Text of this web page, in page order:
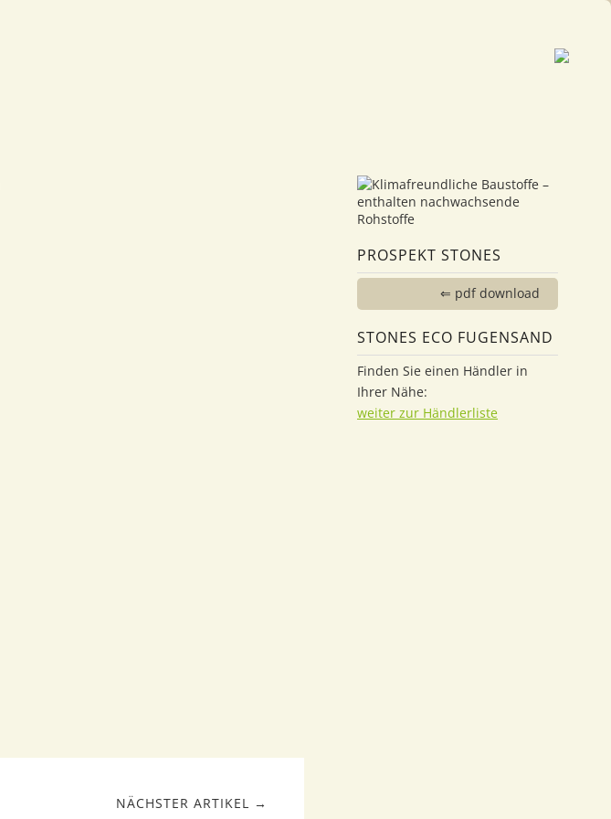
NÄCHSTER ARTIKEL →
PROSPEKT STONES
⇐ pdf download
STONES ECO FUGENSAND
Finden Sie einen Händler in
Ihrer Nähe:
weiter zur Händlerliste